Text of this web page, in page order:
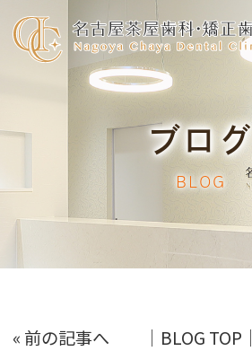
ブログ
BLOG
« 前の記事へ │BLOG TOP│